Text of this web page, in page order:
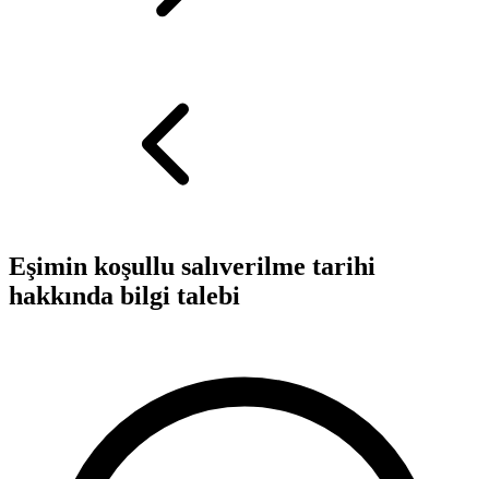
Eşimin koşullu salıverilme tarihi
hakkında bilgi talebi